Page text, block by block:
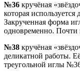
№36 кручёная
которая
Закрученная форма
одновременно. Почти
№38 кручёная
деликатной работы.
треугольной иглы